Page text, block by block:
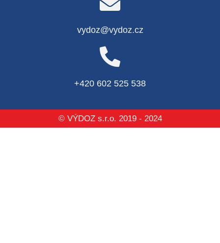
vydoz@vydoz.cz
+420 602 525 538
© VÝDOZ s.r.o. 2019 - 2024